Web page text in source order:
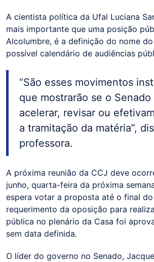
A cientista política da Ufal Luciana
mais importante que uma posição
Alcolumbre, é a definição do nome
possível calendário de audiências
“São esses movimentos
que mostrarão se o
acelerar, revisar ou
a tramitação da matéria”,
professora.
A próxima reunião da CCJ deve
junho, quarta-feira da próxima
espera votar a proposta até o final do
requerimento da oposição para
pública no plenário da Casa foi
sem data definida.
O líder do governo no Senado,